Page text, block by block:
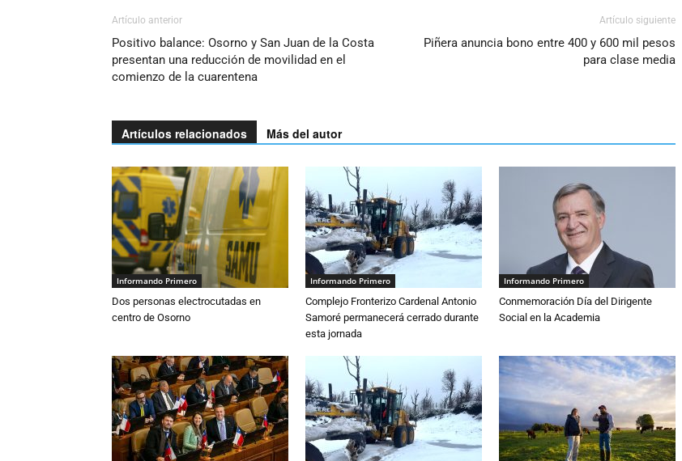
Artículo anterior
Positivo balance: Osorno y San Juan de la Costa
presentan una reducción de movilidad en el
comienzo de la cuarentena
Artículo siguiente
Piñera anuncia bono entre 400 y 600 mil pesos
para clase media
Artículos relacionados Más del autor
Informando Primero
Dos personas electrocutadas en
centro de Osorno
Informando Primero
Complejo Fronterizo Cardenal Antonio
Samoré permanecerá cerrado durante
esta jornada
Informando Primero
Conmemoración Día del Dirigente
Social en la Academia